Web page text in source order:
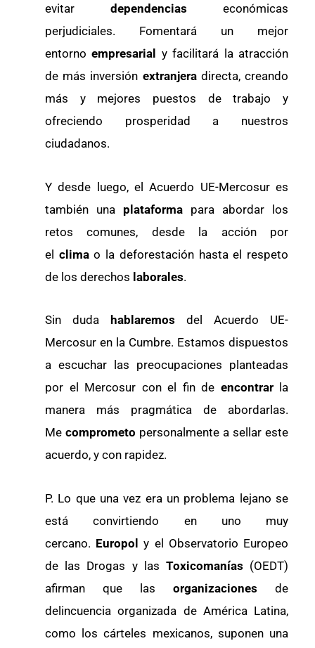
evitar dependencias económicas
perjudiciales. Fomentará un mejor
entornoempresarial y facilitará la atracción
de más inversión extranjera directa, creando
más y mejores puestos de trabajo y
ofreciendo prosperidad a nuestros
ciudadanos.
Y desde luego, el Acuerdo UE-Mercosur es
también una plataforma para abordar los
retos comunes, desde la acción por
el climao la deforestación hasta el respeto
de los derechos laborales.
Sin duda hablaremos del Acuerdo UE-
Mercosur en la Cumbre. Estamos dispuestos
a escuchar las preocupaciones planteadas
por el Mercosur con el fin de encontrar
la
manera más pragmática de abordarlas.
Me comprometo personalmente a sellar este
acuerdo, y con rapidez.
P. Lo que una vez era un problema lejano se
está convirtiendo en uno muy
cercano. Europoly el Observatorio Europeo
de las Drogas y las Toxicomanías (OEDT)
afirman que las organizaciones de
delincuencia organizada de América Latina,
como los cárteles mexicanos, suponen una